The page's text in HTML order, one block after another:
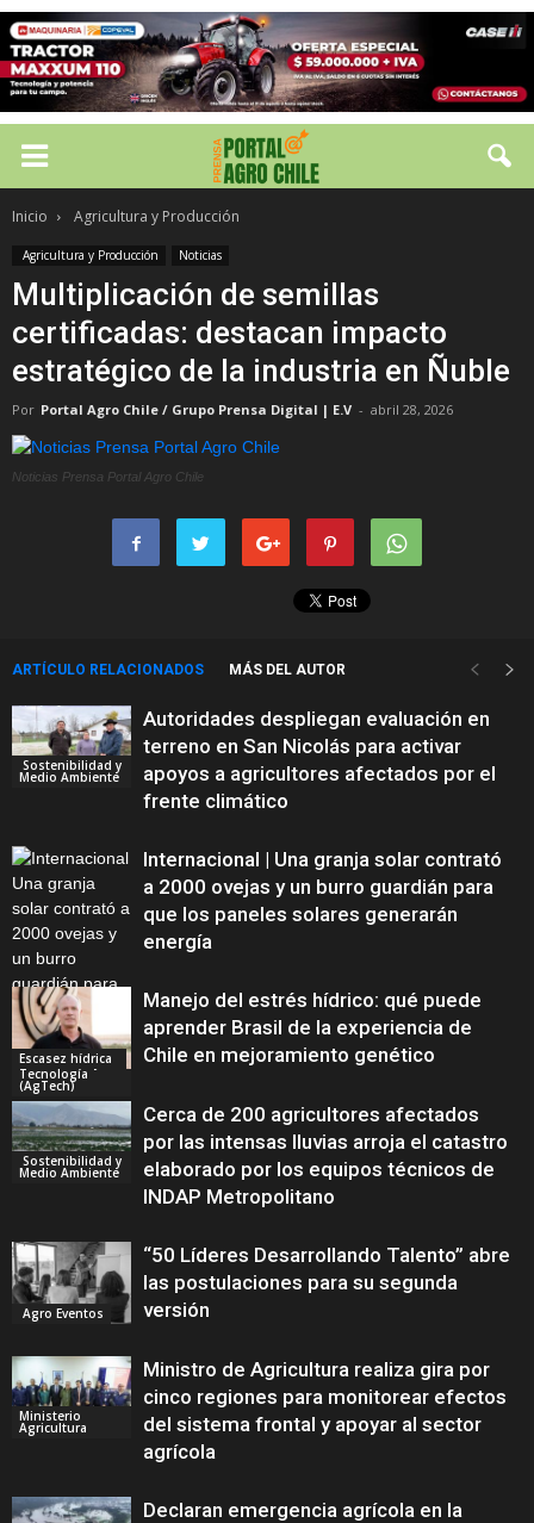
Inicio Agricultura y Producción
Agricultura y Producción Noticias
Multiplicación de semillas
certificadas: destacan impacto
estratégico de la industria en Ñuble
Por Portal Agro Chile / Grupo Prensa Digital | E.V - abril 28, 2026
Noticias Prensa Portal Agro Chile
ARTÍCULO RELACIONADOS MÁS DEL AUTOR
Sostenibilidad y
Medio Ambiente
Autoridades despliegan evaluación en
terreno en San Nicolás para activar
apoyos a agricultores afectados por el
frente climático
Innovación y
Tecnología
(AgTech)
Internacional | Una granja solar contrató
a 2000 ovejas y un burro guardián para
que los paneles solares generarán
energía
Escasez hídrica
Manejo del estrés hídrico: qué puede
aprender Brasil de la experiencia de
Chile en mejoramiento genético
Sostenibilidad y
Medio Ambiente
Cerca de 200 agricultores afectados
por las intensas lluvias arroja el catastro
elaborado por los equipos técnicos de
INDAP Metropolitano
Agro Eventos
“50 Líderes Desarrollando Talento” abre
las postulaciones para su segunda
versión
Ministerio
Agricultura
Ministro de Agricultura realiza gira por
cinco regiones para monitorear efectos
del sistema frontal y apoyar al sector
agrícola
Declaran emergencia agrícola en la